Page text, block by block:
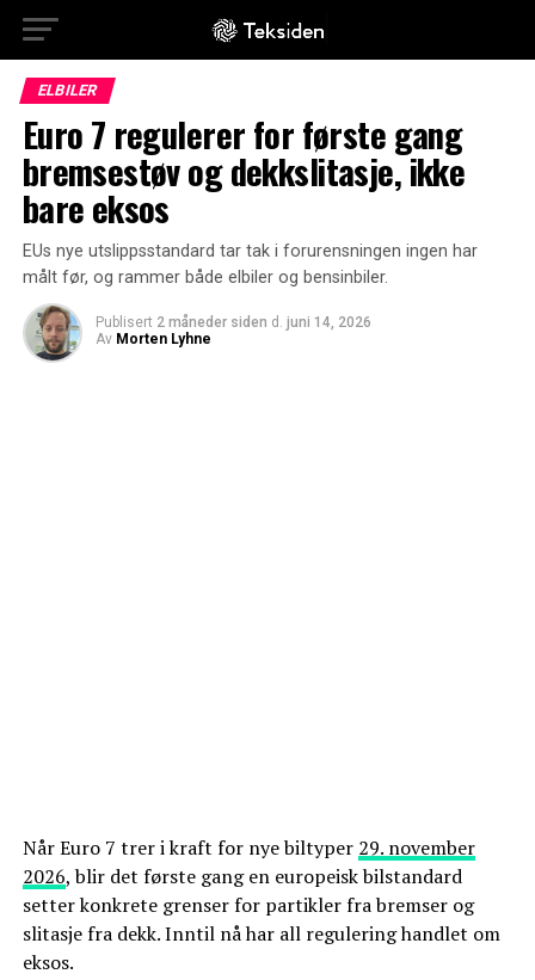
ELBILER
Euro 7 regulerer for første gang
bremsestøv og dekkslitasje, ikke
bare eksos
EUs nye utslippsstandard tar tak i forurensningen ingen har
målt før, og rammer både elbiler og bensinbiler.
Publisert 2 måneder siden d. juni 14, 2026
Av Morten Lyhne
Når Euro 7 trer i kraft for nye biltyper 29. november
2026, blir det første gang en europeisk bilstandard
setter konkrete grenser for partikler fra bremser og
slitasje fra dekk. Inntil nå har all regulering handlet om
eksos.